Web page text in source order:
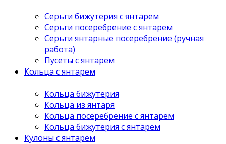
Серьги бижутерия с янтарем
Серьги посеребрение с янтарем
Серьги янтарные посеребрение (ручная
работа)
Пусеты с янтарем
Кольца с янтарем
Кольца бижутерия
Кольца из янтаря
Кольца посеребрение с янтарем
Кольца бижутерия с янтарем
Кулоны с янтарем